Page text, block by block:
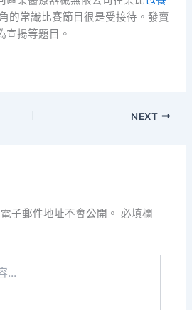
的常識比賽節目很是受接待。發賣
宣揚等題目。
NEXT
子郵件地址不會公開。 必填欄